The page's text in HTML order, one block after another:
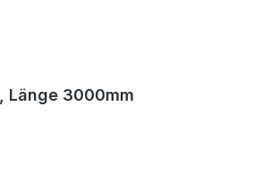
Länge 3000mm